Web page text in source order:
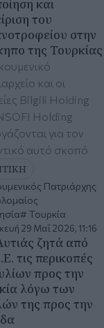
και
του
στην
της Τουρκίας
και οι
Bilgili Holding
Holding
για τον
αυτό σκοπό
Πατριάρχης
Τουρκία
29 Μαΐ 2026, 11:16
ζητά από
τις περικοπές
προς την
λόγω των
της προς την